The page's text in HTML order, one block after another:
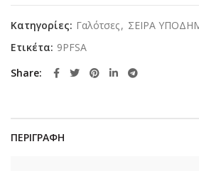
Κατηγορίες: Γαλότσες, ΣΕΙΡΑ
Ετικέτα: 9PFSA
Share
ΠΕΡΙΓΡΑΦΉ